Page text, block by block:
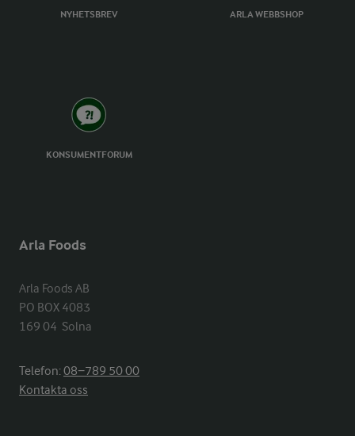
NYHETSBREV ARLA WEBBSHOP
KONSUMENTFORUM
Arla Foods
Arla Foods AB
PO BOX 4083
169 04  Solna
Telefon:08−789 50 00
Kontakta oss